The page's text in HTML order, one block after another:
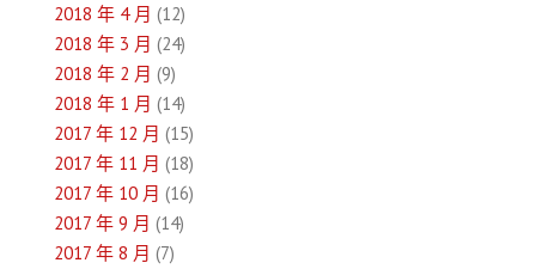
2018 年 4 月 (12)
2018 年 3 月 (24)
2018 年 2 月 (9)
2018 年 1 月 (14)
2017 年 12 月 (15)
2017 年 11 月 (18)
2017 年 10 月 (16)
2017 年 9 月 (14)
2017 年 8 月 (7)